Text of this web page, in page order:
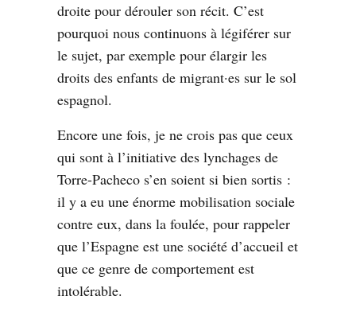
droite pour dérouler son récit. C’est
pourquoi nous continuons à légiférer sur
le sujet, par exemple pour élargir les
droits des enfants de migrant·es sur le sol
espagnol.
Encore une fois, je ne crois pas que ceux
qui sont à l’initiative des lynchages de
Torre-Pacheco s’en soient si bien sortis :
il y a eu une énorme mobilisation sociale
contre eux, dans la foulée, pour rappeler
que l’Espagne est une société d’accueil et
que ce genre de comportement est
intolérable.